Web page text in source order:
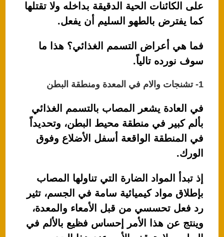
على الكائنات الحية الدقيقة بداخله ولا تقتلها
كما يفترض بالطهو السليم أن يفعل.
فما هي أعراض التسمم الغذائي؟ هذا ما
سوف نورده تالياً.
1- تشنجات والام في المعدة ومنطقة البطن
في العادة يشعر المصاب بالتسمم الغذائي
بألم كبير في منطقة محيط البطن، وتحديداً
في المنطقة الواقعة أسفل الأضلاع وفوق
الورك.
إذ تبدأ المواد الضارة التي تناولها المصاب
بإطلاق مواد كيميائية سامة في الجسم، تثير
رد فعل تحسسي من قبل الأمعاء والمعدة،
وينتج عن هذا الأمر إحساس فظيع بالألم في